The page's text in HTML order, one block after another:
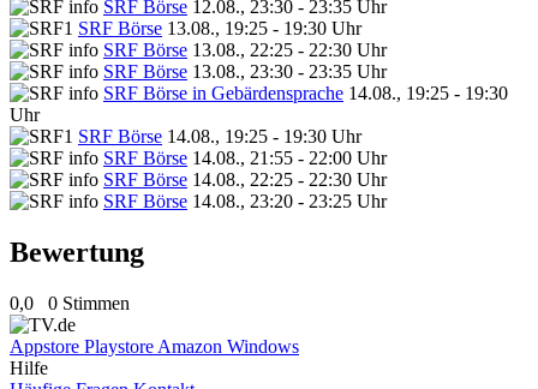
SRF Börse 12.08., 23:30 - 23:35 Uhr
SRF Börse 13.08., 19:25 - 19:30 Uhr
SRF Börse 13.08., 22:25 - 22:30 Uhr
SRF Börse 13.08., 23:30 - 23:35 Uhr
SRF Börse in Gebärdensprache 14.08., 19:25 - 19:30
Uhr
SRF Börse 14.08., 19:25 - 19:30 Uhr
SRF Börse 14.08., 21:55 - 22:00 Uhr
SRF Börse 14.08., 22:25 - 22:30 Uhr
SRF Börse 14.08., 23:20 - 23:25 Uhr
Bewertung
0,0 0 Stimmen
Appstore Playstore Amazon Windows
Hilfe